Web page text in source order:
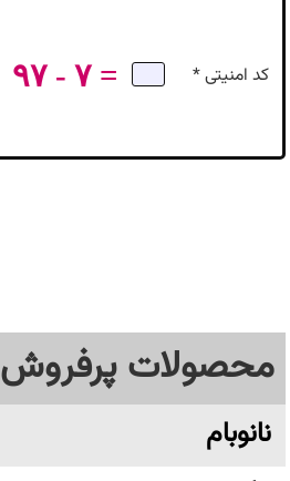
کد امنیتی * ۹۷ - ۷ =
محصولات پرفروش
نانوبام